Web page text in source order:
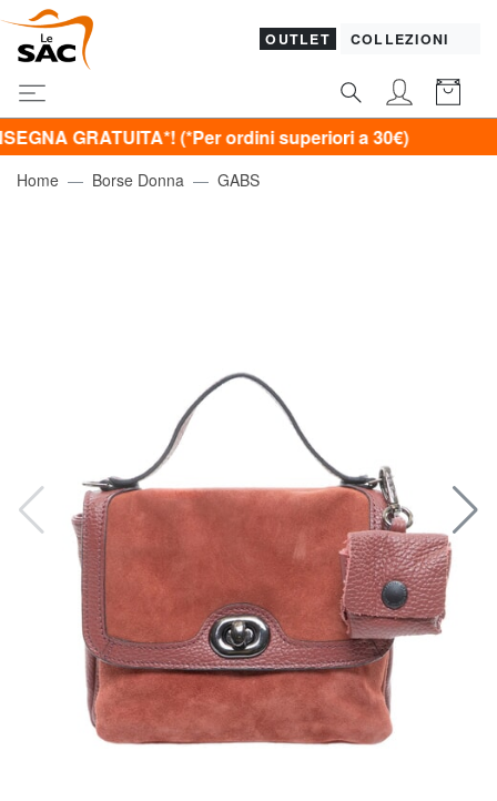
OUTLET COLLEZIONI
GRATUITA*! (*Per ordini superiori a 30€)
Home Borse Donna GABS